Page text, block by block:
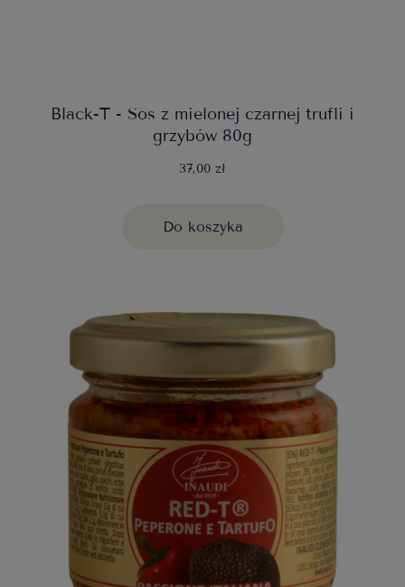
Black-T - Sos z mielonej czarnej trufli i
grzybów 80g
37,00 zł
Do koszyka